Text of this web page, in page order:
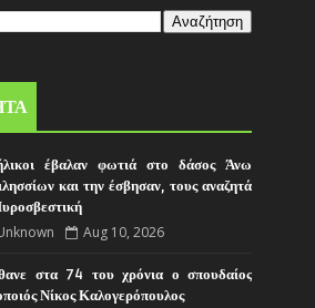
έβαλαν φωτιά στο δάσος Άνω
και την έσβησαν, τους αναζητά
Aug 10, 2026
στα 74 του χρόνια ο σπουδαίος
Νίκος Καλογερόπουλος